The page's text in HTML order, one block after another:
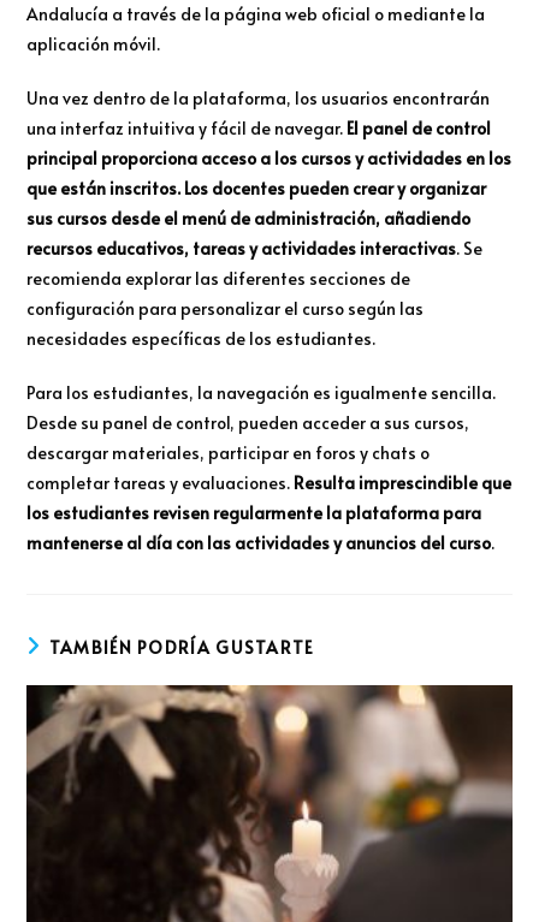
Andalucía a través de la página web oficial o mediante la
aplicación móvil.
Una vez dentro de la plataforma, los usuarios encontrarán
una interfaz intuitiva y fácil de navegar. El panel de control
principal proporciona acceso a los cursos y actividades en los
que están inscritos. Los docentes pueden crear y organizar
sus cursos desde el menú de administración, añadiendo
recursos educativos, tareas y actividades interactivas. Se
recomienda explorar las diferentes secciones de
configuración para personalizar el curso según las
necesidades específicas de los estudiantes.
Para los estudiantes, la navegación es igualmente sencilla.
Desde su panel de control, pueden acceder a sus cursos,
descargar materiales, participar en foros y chats o
completar tareas y evaluaciones. Resulta imprescindible que
los estudiantes revisen regularmente la plataforma para
mantenerse al día con las actividades y anuncios del curso.
TAMBIÉN PODRÍA GUSTARTE